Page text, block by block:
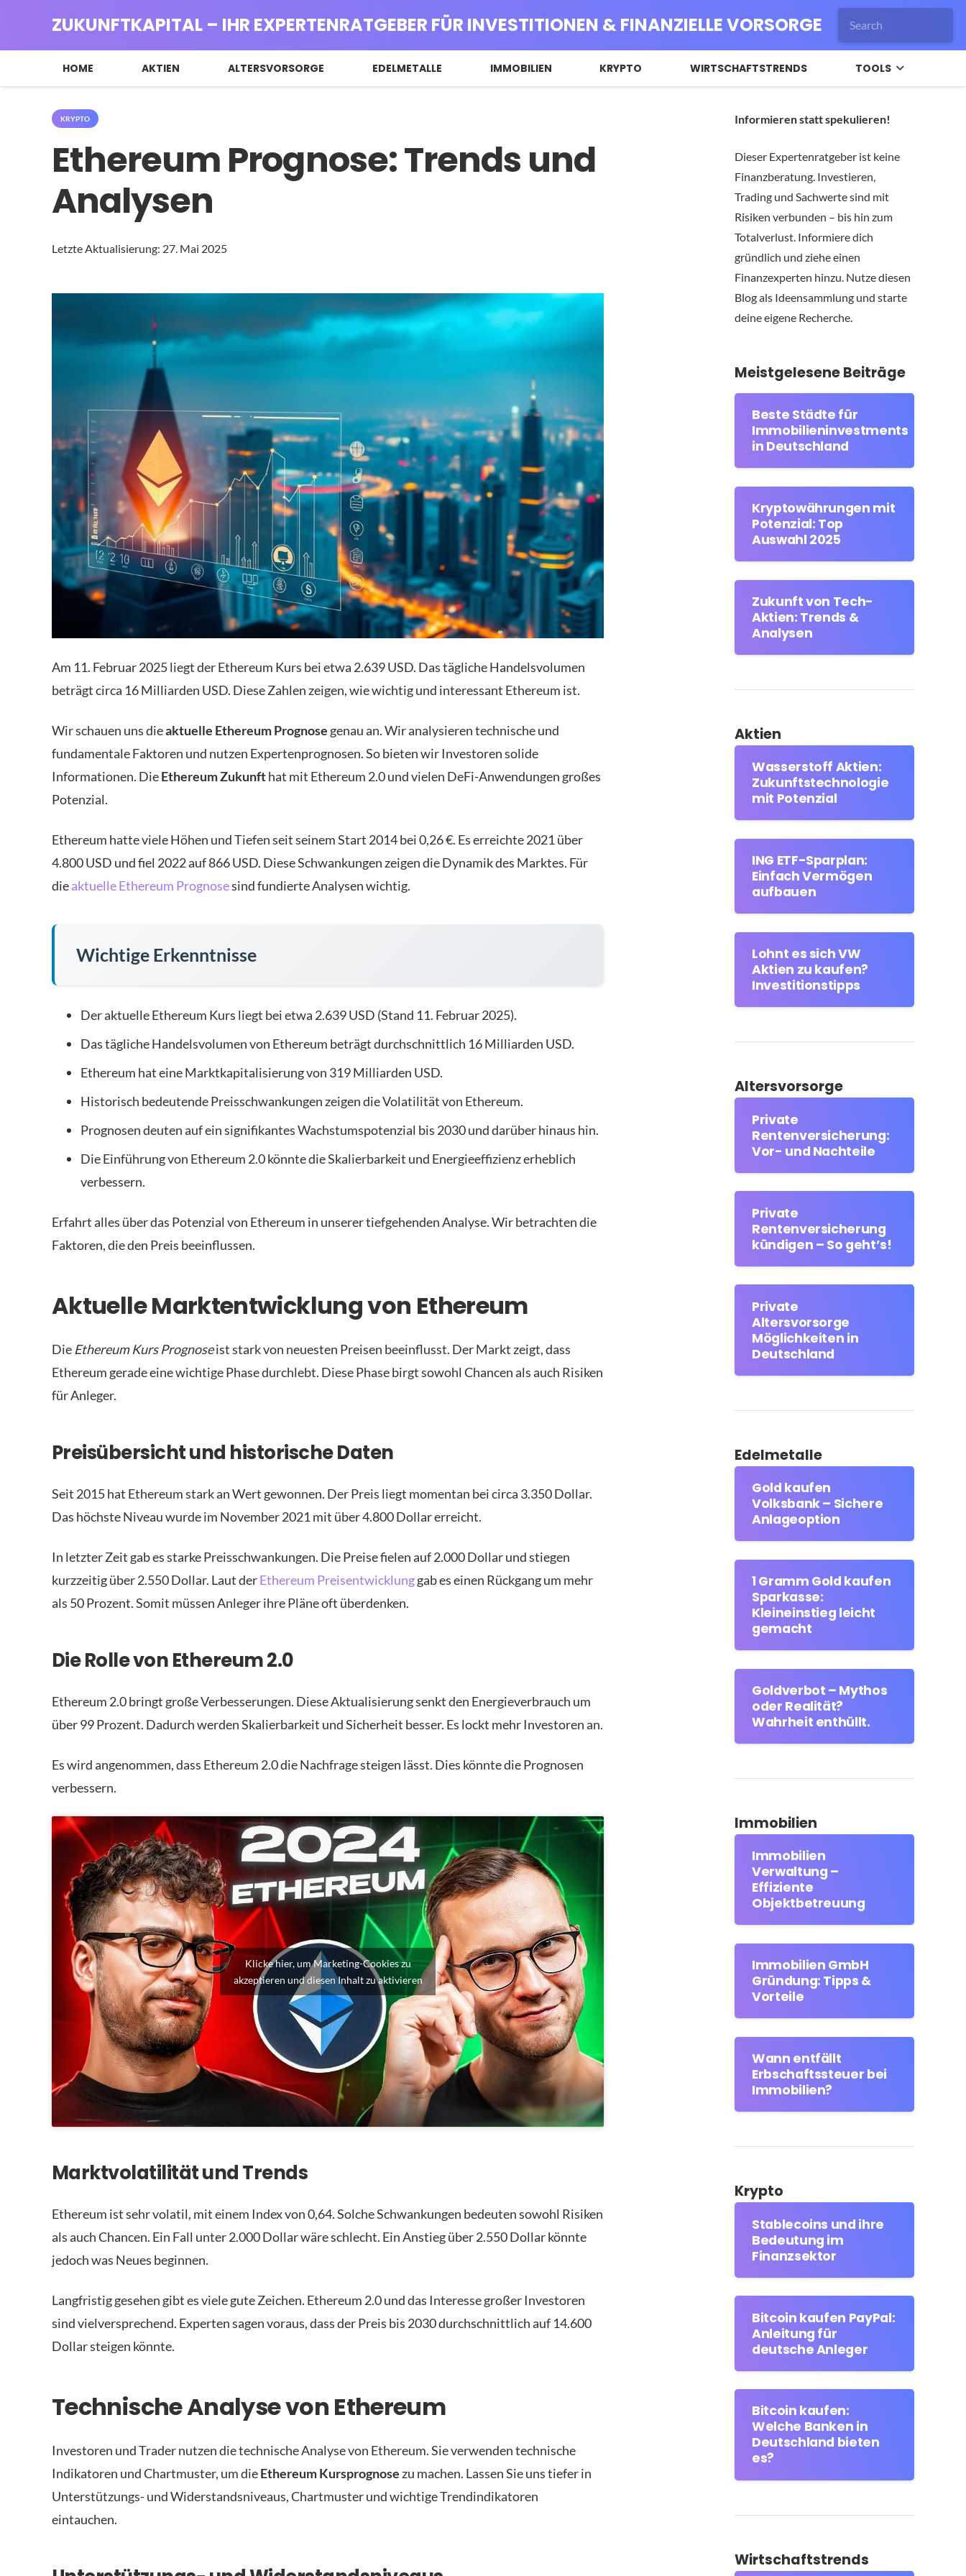
ZUKUNFTKAPITAL – IHR EXPERTENRATGEBER FÜR INVESTITIONEN & FINANZIELLE VORSORGE
HOME AKTIEN ALTERSVORSORGE EDELMETALLE IMMOBILIEN KRYPTO WIRTSCHAFTSTRENDS TOOLS
KRYPTO
Ethereum Prognose: Trends und
Analysen
Letzte Aktualisierung: 27. Mai 2025
Am 11. Februar 2025 liegt der Ethereum Kurs bei etwa 2.639 USD. Das tägliche Handelsvolumen
beträgt circa 16 Milliarden USD. Diese Zahlen zeigen, wie wichtig und interessant Ethereum ist.
Wir schauen uns dieaktuelle Ethereum Prognose genau an. Wir analysieren technische und
fundamentale Faktoren und nutzen Expertenprognosen. So bieten wir Investoren solide
Informationen. DieEthereum Zukunfthat mit Ethereum 2.0 und vielen DeFi-Anwendungen großes
Potenzial.
Ethereum hatte viele Höhen und Tiefen seit seinem Start 2014 bei 0,26 €. Es erreichte 2021 über
4.800 USD und fiel 2022 auf 866 USD. Diese Schwankungen zeigen die Dynamik des Marktes. Für
dieaktuelle Ethereum Prognosesind fundierte Analysen wichtig.
Wichtige Erkenntnisse
Der aktuelle Ethereum Kurs liegt bei etwa 2.639 USD (Stand 11. Februar 2025).
Das tägliche Handelsvolumen von Ethereum beträgt durchschnittlich 16 Milliarden USD.
Ethereum hat eine Marktkapitalisierung von 319 Milliarden USD.
Historisch bedeutende Preisschwankungen zeigen die Volatilität von Ethereum.
Prognosen deuten auf ein signifikantes Wachstumspotenzial bis 2030 und darüber hinaus hin.
Die Einführung von Ethereum 2.0 könnte die Skalierbarkeit und Energieeffizienz erheblich
verbessern.
Erfahrt alles über das Potenzial von Ethereum in unserer tiefgehenden Analyse. Wir betrachten die
Faktoren, die den Preis beeinflussen.
Aktuelle Marktentwicklung von Ethereum
Die Ethereum Kurs Prognoseist stark von neuesten Preisen beeinflusst. Der Markt zeigt, dass
Ethereum gerade eine wichtige Phase durchlebt. Diese Phase birgt sowohl Chancen als auch Risiken
für Anleger.
Preisübersicht und historische Daten
Seit 2015 hat Ethereum stark an Wert gewonnen. Der Preis liegt momentan bei circa 3.350 Dollar.
Das höchste Niveau wurde im November 2021 mit über 4.800 Dollar erreicht.
In letzter Zeit gab es starke Preisschwankungen. Die Preise fielen auf 2.000 Dollar und stiegen
kurzzeitig über 2.550 Dollar. Laut derEthereum Preisentwicklunggab es einen Rückgang um mehr
als 50 Prozent. Somit müssen Anleger ihre Pläne oft überdenken.
Die Rolle von Ethereum 2.0
Ethereum 2.0 bringt große Verbesserungen. Diese Aktualisierung senkt den Energieverbrauch um
über 99 Prozent. Dadurch werden Skalierbarkeit und Sicherheit besser. Es lockt mehr Investoren an.
Es wird angenommen, dass Ethereum 2.0 die Nachfrage steigen lässt. Dies könnte die Prognosen
verbessern.
Klicke hier, um Marketing-Cookies zu
akzeptieren und diesen Inhalt zu aktivieren
Marktvolatilität und Trends
Ethereum ist sehr volatil, mit einem Index von 0,64. Solche Schwankungen bedeuten sowohl Risiken
als auch Chancen. Ein Fall unter 2.000 Dollar wäre schlecht. Ein Anstieg über 2.550 Dollar könnte
jedoch was Neues beginnen.
Langfristig gesehen gibt es viele gute Zeichen. Ethereum 2.0 und das Interesse großer Investoren
sind vielversprechend. Experten sagen voraus, dass der Preis bis 2030 durchschnittlich auf 14.600
Dollar steigen könnte.
Technische Analyse von Ethereum
Investoren und Trader nutzen die technische Analyse von Ethereum. Sie verwenden technische
Indikatoren und Chartmuster, um dieEthereum Kursprognose zu machen. Lassen Sie uns tiefer in
Unterstützungs- und Widerstandsniveaus, Chartmuster und wichtige Trendindikatoren
eintauchen.
Informieren statt spekulieren!
Dieser Expertenratgeber ist keine
Finanzberatung. Investieren,
Trading und Sachwerte sind mit
Risiken verbunden – bis hin zum
Totalverlust. Informiere dich
gründlich und ziehe einen
Finanzexperten hinzu. Nutze diesen
Blog als Ideensammlung und starte
deine eigene Recherche.
Meistgelesene Beiträge
Beste Städte für
Immobilieninvestments
in Deutschland
Kryptowährungen mit
Potenzial: Top
Auswahl 2025
Zukunft von Tech-
Aktien: Trends &
Analysen
Aktien
Wasserstoff Aktien:
Zukunftstechnologie
mit Potenzial
ING ETF-Sparplan:
Einfach Vermögen
aufbauen
Lohnt es sich VW
Aktien zu kaufen?
Investitionstipps
Altersvorsorge
Private
Rentenversicherung:
Vor- und Nachteile
Private
Rentenversicherung
kündigen – So geht’s!
Private
Altersvorsorge
Möglichkeiten in
Deutschland
Edelmetalle
Gold kaufen
Volksbank – Sichere
Anlageoption
1 Gramm Gold kaufen
Sparkasse:
Kleineinstieg leicht
gemacht
Goldverbot – Mythos
oder Realität?
Wahrheit enthüllt.
Immobilien
Immobilien
Verwaltung –
Effiziente
Objektbetreuung
Immobilien GmbH
Gründung: Tipps &
Vorteile
Wann entfällt
Erbschaftssteuer bei
Immobilien?
Krypto
Stablecoins und ihre
Bedeutung im
Finanzsektor
Bitcoin kaufen PayPal:
Anleitung für
deutsche Anleger
Bitcoin kaufen:
Welche Banken in
Deutschland bieten
es?
Wirtschaftstrends